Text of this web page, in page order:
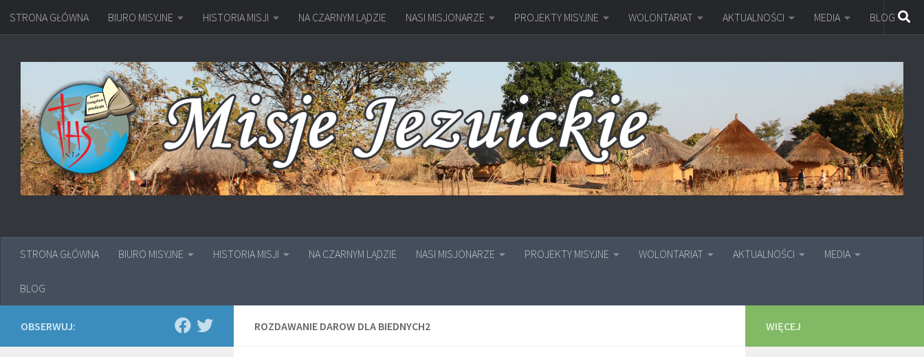
Przejdź do treści
STRONA GŁÓWNA BIURO MISYJNE HISTORIA MISJI NA CZARNYM LĄDZIE NASI MISJONARZE PROJEKTY MISYJNE WOLONTARIAT AKTUALNOŚCI MEDIA BLOG
STRONA GŁÓWNA BIURO MISYJNE HISTORIA MISJI NA CZARNYM LĄDZIE NASI MISJONARZE PROJEKTY MISYJNE WOLONTARIAT AKTUALNOŚCI MEDIA
BLOG
ROZDAWANIE DAROW DLA BIEDNYCH2
OBSERWUJ: WIĘCEJ